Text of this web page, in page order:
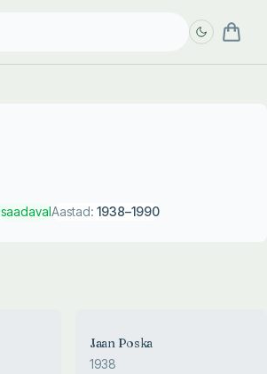
saadavalAastad: 1938–1990
Jaan Poska
1938